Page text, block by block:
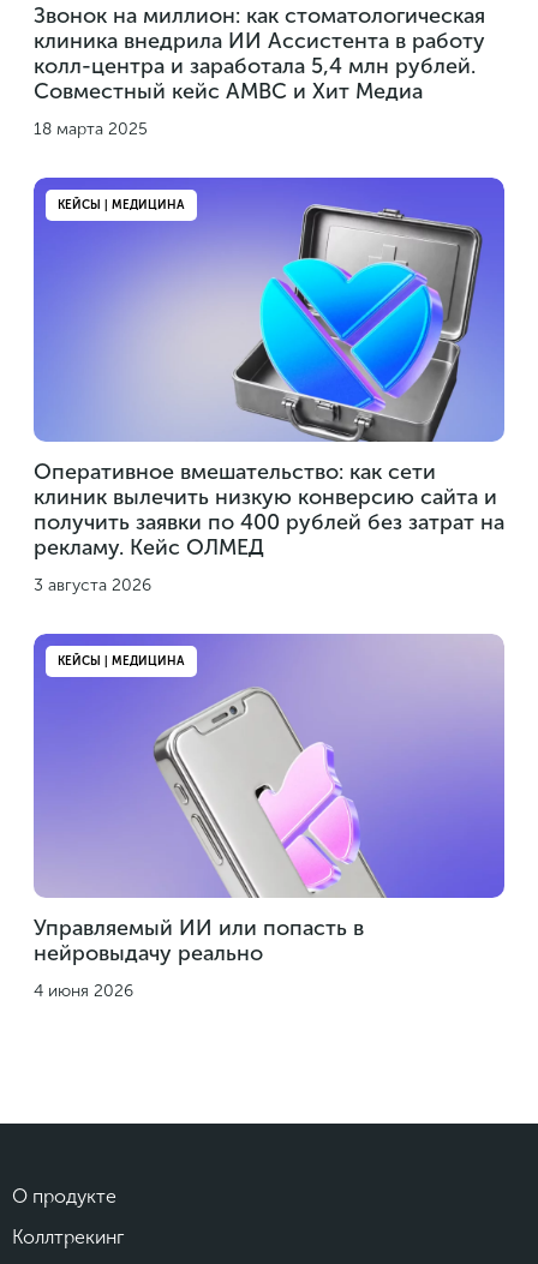
Звонок на миллион: как стоматологическая
клиника внедрила ИИ Ассистента в работу
колл-центра и заработала 5,4 млн рублей.
Совместный кейс AMBC и Хит Медиа
18 марта 2025
КЕЙСЫ | МЕДИЦИНА
Оперативное вмешательство: как сети
клиник вылечить низкую конверсию сайта и
получить заявки по 400 рублей без затрат на
рекламу. Кейс ОЛМЕД
3 августа 2026
КЕЙСЫ | МЕДИЦИНА
Управляемый ИИ или попасть в
нейровыдачу реально
4 июня 2026
О продукте
Коллтрекинг